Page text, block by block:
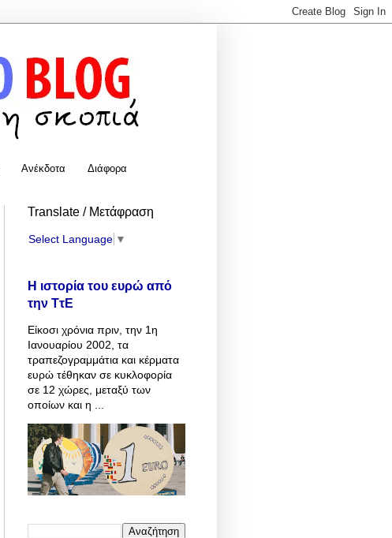
Ανέκδοτα Διάφορα
Translate / Μετάφραση
Select Language ▼
Η ιστορία του ευρώ από
την ΤτΕ
Είκοσι χρόνια πριν, την 1η
Ιανουαρίου 2002, τα
τραπεζογραμμάτια και κέρματα
ευρώ τέθηκαν σε κυκλοφορία
σε 12 χώρες, μεταξύ των
οποίων και η ...